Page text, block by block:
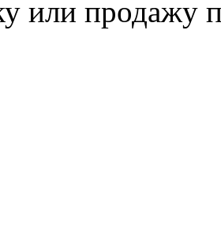
или продажу